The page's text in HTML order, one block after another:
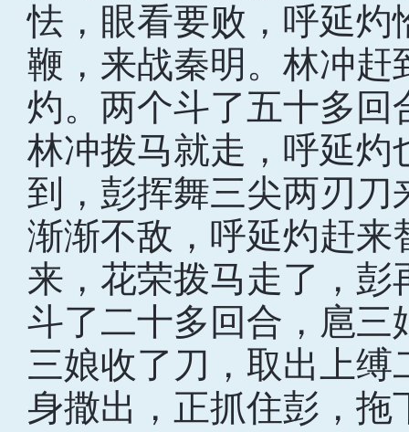
怯，眼看要败，呼延灼
鞭，来战秦明。林冲赶
灼。两个斗了五十多回
林冲拨马就走，呼延灼
到，彭挥舞三尖两刃
渐渐不敌，呼延灼赶来
来，花荣拨马走了，
斗了二十多回合，扈三
三娘收了刀，取出上
身撒出，正抓住彭，